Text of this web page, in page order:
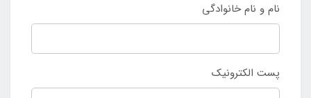
نام و نام خانوادگی
پست الکترونیک